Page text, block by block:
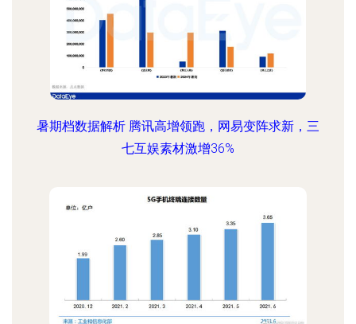
暑期档数据解析 腾讯高增领跑，网易变阵求新，三
七互娱素材激增36%